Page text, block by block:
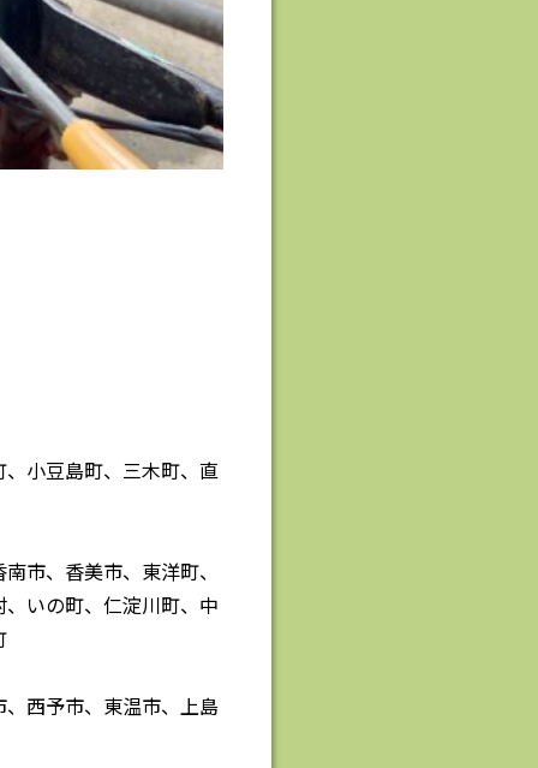
小豆島町、三木町、直
市、香美市、東洋町、
いの町、仁淀川町、中
西予市、東温市、上島